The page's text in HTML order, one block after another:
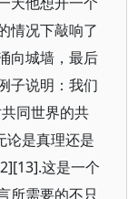
情况下敲响了
向城墙，最后
子说明：我们
同世界的共
论是真理还是
这是一个
所需要的不只